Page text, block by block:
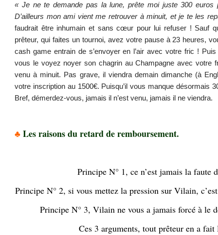
« Je ne te demande pas la lune, prête moi juste 300 euros
D’ailleurs mon ami vient me retrouver à minuit, et je te les
faudrait être inhumain et sans cœur pour lui refuser ! Sauf
prêteur, qui faites un tournoi, avez votre pause à 23 heures,
cash game entrain de s’envoyer en l’air avec votre fric !
vous le voyez noyer son chagrin au Champagne avec votre
venu à minuit. Pas grave, il viendra demain dimanche (à
votre inscription au 1500€. Puisqu’il vous manque désormais
Bref, démerdez-vous, jamais il n’est venu, jamais il ne viendra.
♣Les raisons du retard de remboursement.
Principe N° 1, ce n’est jamais la faute
Principe N° 2, si vous mettez la pression sur Vilain,
Principe N° 3, Vilain ne vous a jamais forcé à le
Ces 3 arguments, tout prêteur en a fait